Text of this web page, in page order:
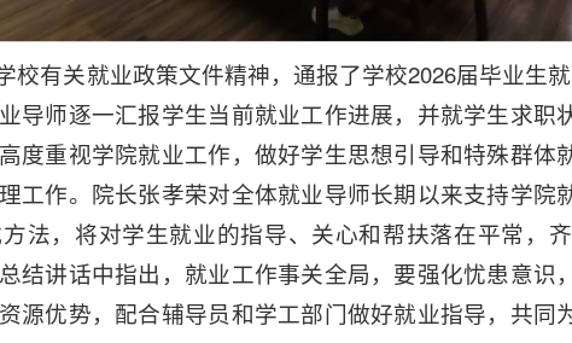
校有关就业政策文件精神，通报了学校2026届毕业生
导师逐一汇报学生当前就业工作进展，并就学生求职
度重视学院就业工作，做好学生思想引导和特殊群体
工作。院长张孝荣对全体就业导师长期以来支持学
法，将对学生就业的指导、关心和帮扶落在平常，
结讲话中指出，就业工作事关全局，要强化忧患意识
源优势，配合辅导员和学工部门做好就业指导，共